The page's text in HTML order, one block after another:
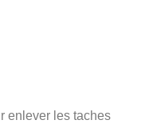
enlever les taches